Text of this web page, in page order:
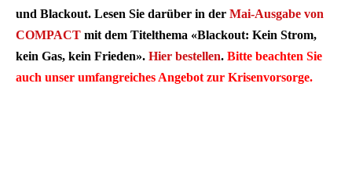
und Blackout. Lesen Sie darüber in der Mai-Ausgabe von
COMPACT mit dem Titelthema «Blackout: Kein Strom,
kein Gas, kein Frieden». Hier bestellen. Bitte beachten Sie
auch unser umfangreiches Angebot zur Krisenvorsorge.